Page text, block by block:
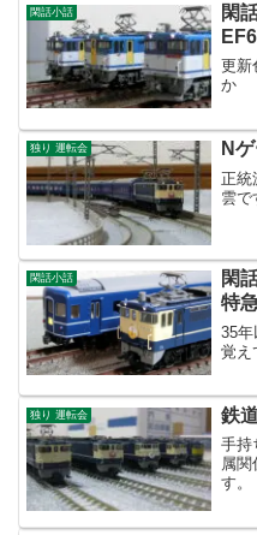
閑話小話
閑
更新
か
独り 運転会 N
正統
雲で
閑話小話
閑
特
35年
覚え
独り 運転会 鉄
手持
属関
す。